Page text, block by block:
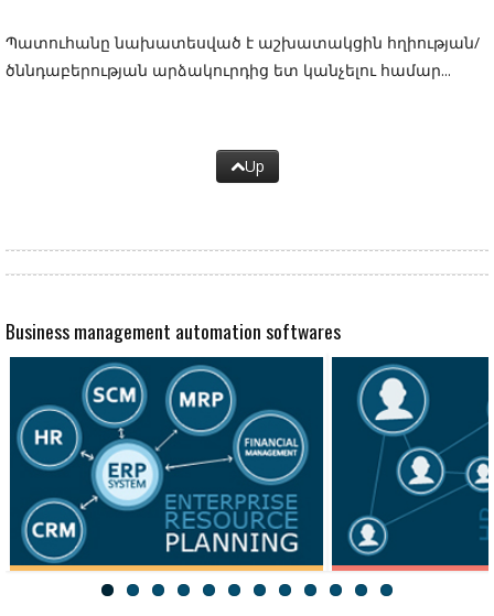
Պատուհանը նախատեսված է աշխատակցին հղիության/
ծննդաբերության արձակուրդից ետ կանչելու համար...
Up
Business management automation softwares
HRM